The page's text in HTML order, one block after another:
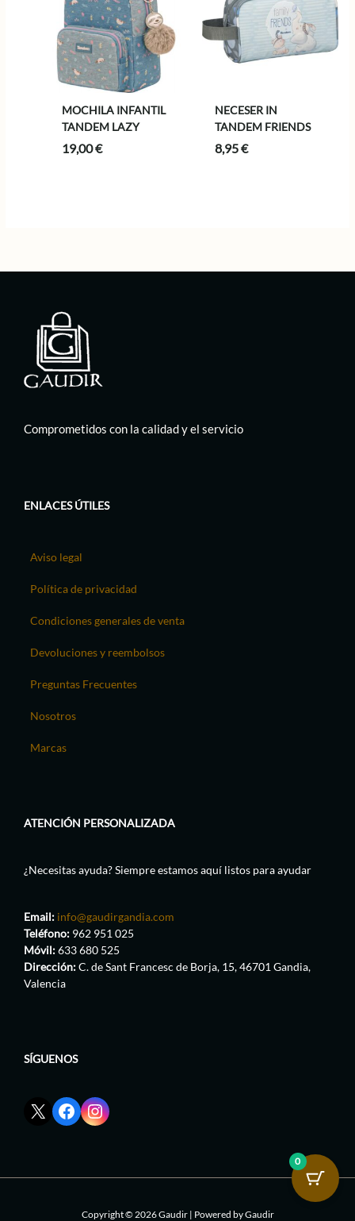
MOCHILA INFANTIL
TANDEM LAZY
19,00€
NECESER IN
TANDEM FRIENDS
8,95€
Comprometidos con la calidad y el servicio
ENLACES ÚTILES
Aviso legal
Política de privacidad
Condiciones generales de venta
Devoluciones y reembolsos
Preguntas Frecuentes
Nosotros
Marcas
ATENCIÓN PERSONALIZADA
¿Necesitas ayuda? Siempre estamos aquí listos para ayudar
Email: info@gaudirgandia.com
Teléfono: 962 951 025
Móvil:633 680 525
Dirección:C. de Sant Francesc de Borja, 15, 46701 Gandia,
Valencia
SÍGUENOS
Enlace
red
Enlace
de
Enlace
Copyright © 2026 Gaudir | Powered by Gaudir
0